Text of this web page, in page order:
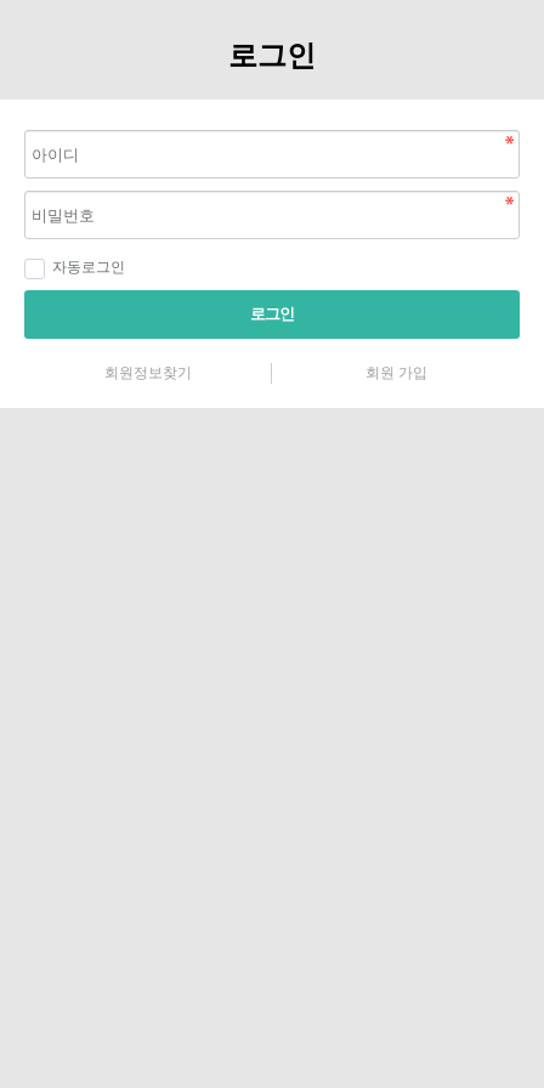
로그인
자동로그인
로그인
회원정보찾기 회원 가입